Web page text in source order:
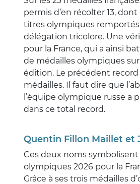
permis d’en récolter 13,
titres olympiques remportés
délégation tricolore. Une
pour la France, qui a ainsi
de médailles olympiques
édition. Le précédent record
médailles. Il faut dire que
l’équipe olympique russe a
dans ce total record.
Quentin Fillon Maillet et
Ces deux noms symbolisent
olympiques 2026 pour la
Grâce à ses trois médailles